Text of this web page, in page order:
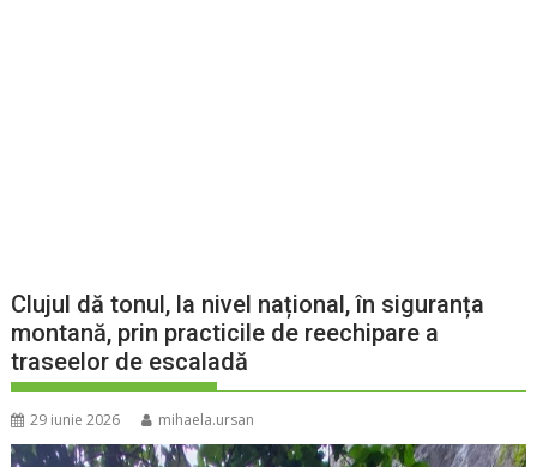
Clujul dă tonul, la nivel național, în siguranța
montană, prin practicile de reechipare a
traseelor de escaladă
29 iunie 2026 mihaela.ursan